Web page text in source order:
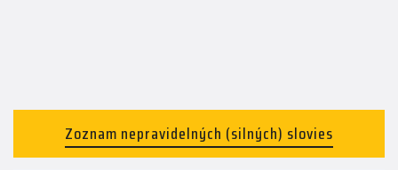
Zoznam nepravidelných (silných) slovies